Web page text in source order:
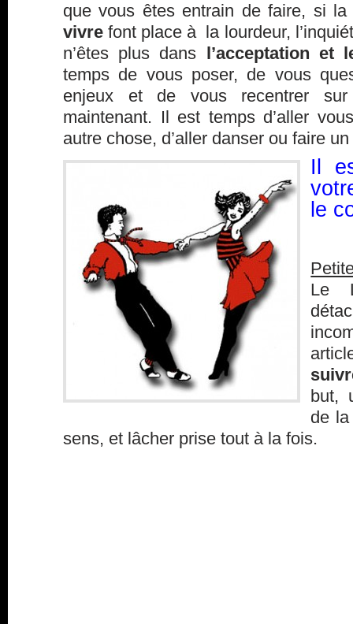
que vous êtes entrain de faire, si
vivre font place à la lourdeur,
n’êtes plus dans l’acceptation et
temps de vous poser, de vous
enjeux et de vous recentrer
maintenant. Il est temps d’aller
autre chose, d’aller danser ou faire
Il
le
Le
but,
de
sens, et lâcher prise tout à la fois.